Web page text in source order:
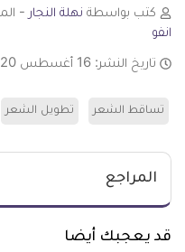
كتب بواسطة نهلة النجار -
انفو
تاريخ النشر: 16 أغسطس 2020
تساقط الشعر تطويل الشعر
المراجع
قد يعجبك أيضا